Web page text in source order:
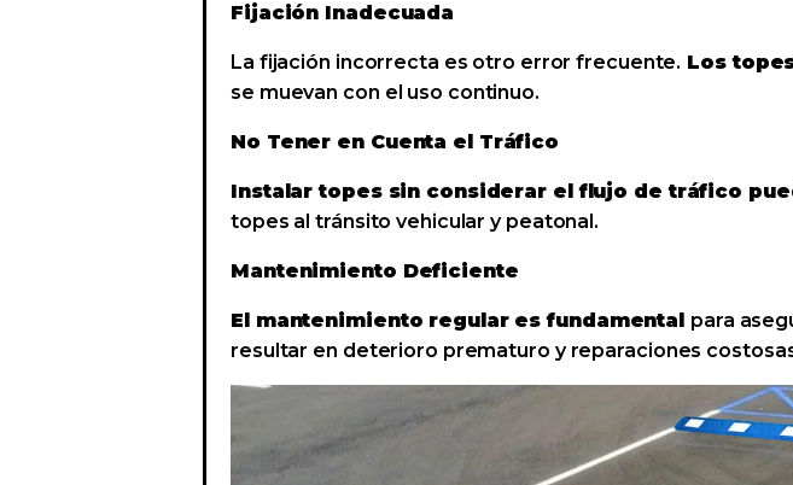
Fijación Inadecuada
La fijación incorrecta es otro error frecuente. Los
se muevan con el uso continuo.
No Tener en Cuenta el Tráfico
Instalar topes sin considerar el flujo de tráfico
topes al tránsito vehicular y peatonal.
Mantenimiento Deficiente
El mantenimiento regular es fundamental para
resultar en deterioro prematuro y reparaciones